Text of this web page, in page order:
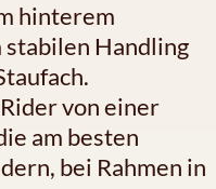
hinterem
stabilen Handling
von einer
am besten
bei Rahmen in